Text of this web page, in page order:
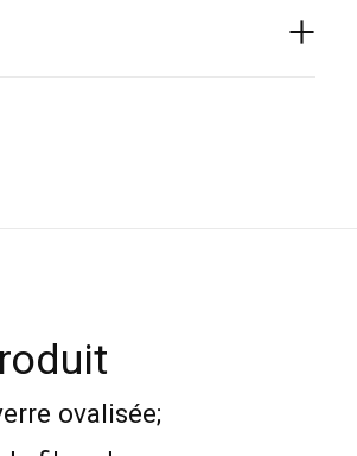
ovalisée;